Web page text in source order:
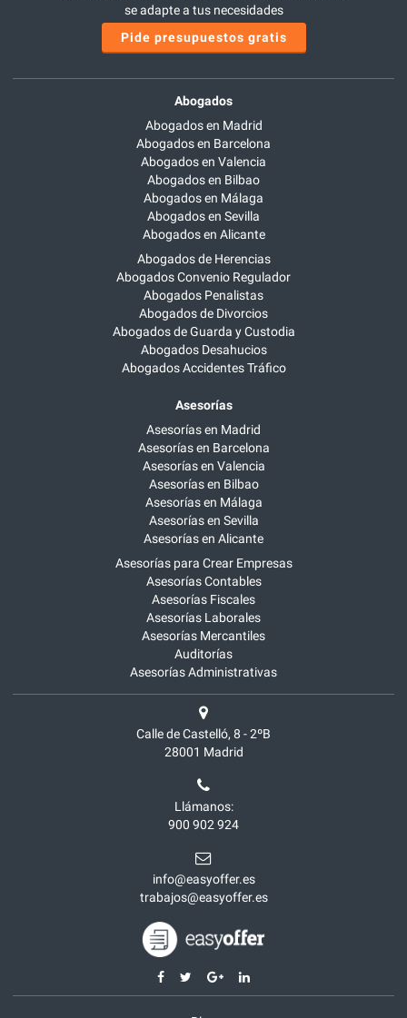
se adapte a tus necesidades
Pide presupuestos gratis
Abogados
Abogados en Madrid
Abogados en Barcelona
Abogados en Valencia
Abogados en Bilbao
Abogados en Málaga
Abogados en Sevilla
Abogados en Alicante
Abogados de Herencias
Abogados Convenio Regulador
Abogados Penalistas
Abogados de Divorcios
Abogados de Guarda y Custodia
Abogados Desahucios
Abogados Accidentes Tráfico
Asesorías
Asesorías en Madrid
Asesorías en Barcelona
Asesorías en Valencia
Asesorías en Bilbao
Asesorías en Málaga
Asesorías en Sevilla
Asesorías en Alicante
Asesorías para Crear Empresas
Asesorías Contables
Asesorías Fiscales
Asesorías Laborales
Asesorías Mercantiles
Auditorías
Asesorías Administrativas
Calle de Castelló, 8 - 2ºB
28001 Madrid
Llámanos:
900 902 924
info@easyoffer.es
trabajos@easyoffer.es